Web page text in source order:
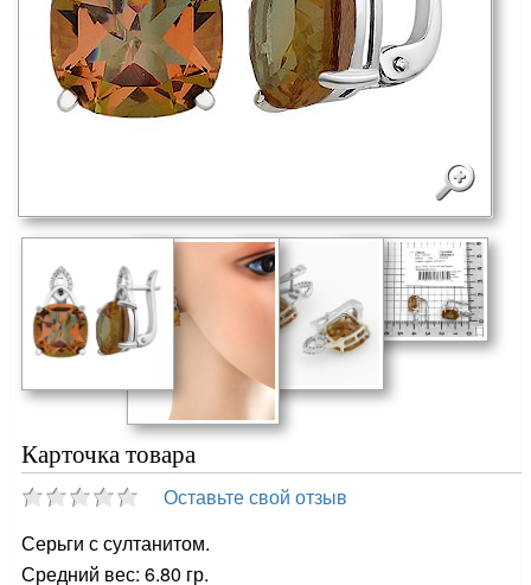
Карточка товара
Оставьте свой отзыв
Серьги с султанитом.
Средний вес: 6.80 гр.